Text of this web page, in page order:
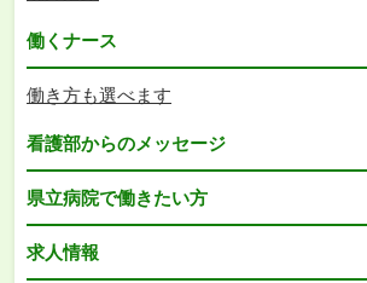
働くナース
働き方も選べます
看護部からのメッセージ
県立病院で働きたい方
求人情報